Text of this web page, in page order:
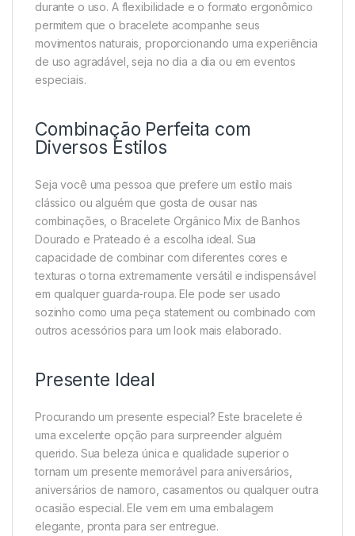
durante o uso. A flexibilidade e o formato ergonômico
permitem que o bracelete acompanhe seus
movimentos naturais, proporcionando uma experiência
de uso agradável, seja no dia a dia ou em eventos
especiais.
Combinação Perfeita com
Diversos Estilos
Seja você uma pessoa que prefere um estilo mais
clássico ou alguém que gosta de ousar nas
combinações, o Bracelete Orgânico Mix de Banhos
Dourado e Prateado é a escolha ideal. Sua
capacidade de combinar com diferentes cores e
texturas o torna extremamente versátil e indispensável
em qualquer guarda-roupa. Ele pode ser usado
sozinho como uma peça statement ou combinado com
outros acessórios para um look mais elaborado.
Presente Ideal
Procurando um presente especial? Este bracelete é
uma excelente opção para surpreender alguém
querido. Sua beleza única e qualidade superior o
tornam um presente memorável para aniversários,
aniversários de namoro, casamentos ou qualquer outra
ocasião especial. Ele vem em uma embalagem
elegante, pronta para ser entregue.